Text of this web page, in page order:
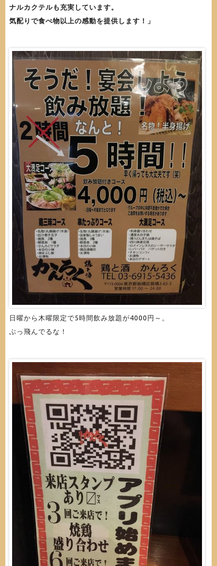
ナルカクテルも充実しています。
気配りで食べ物以上の感動を提供します！」
日曜から木曜限定で5時間飲み放題が4000円～。
ぶっ飛んでるな！